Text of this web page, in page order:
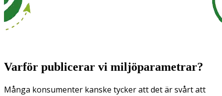
Varför publicerar vi miljöparametrar?
Många konsumenter kanske tycker att det är svårt att